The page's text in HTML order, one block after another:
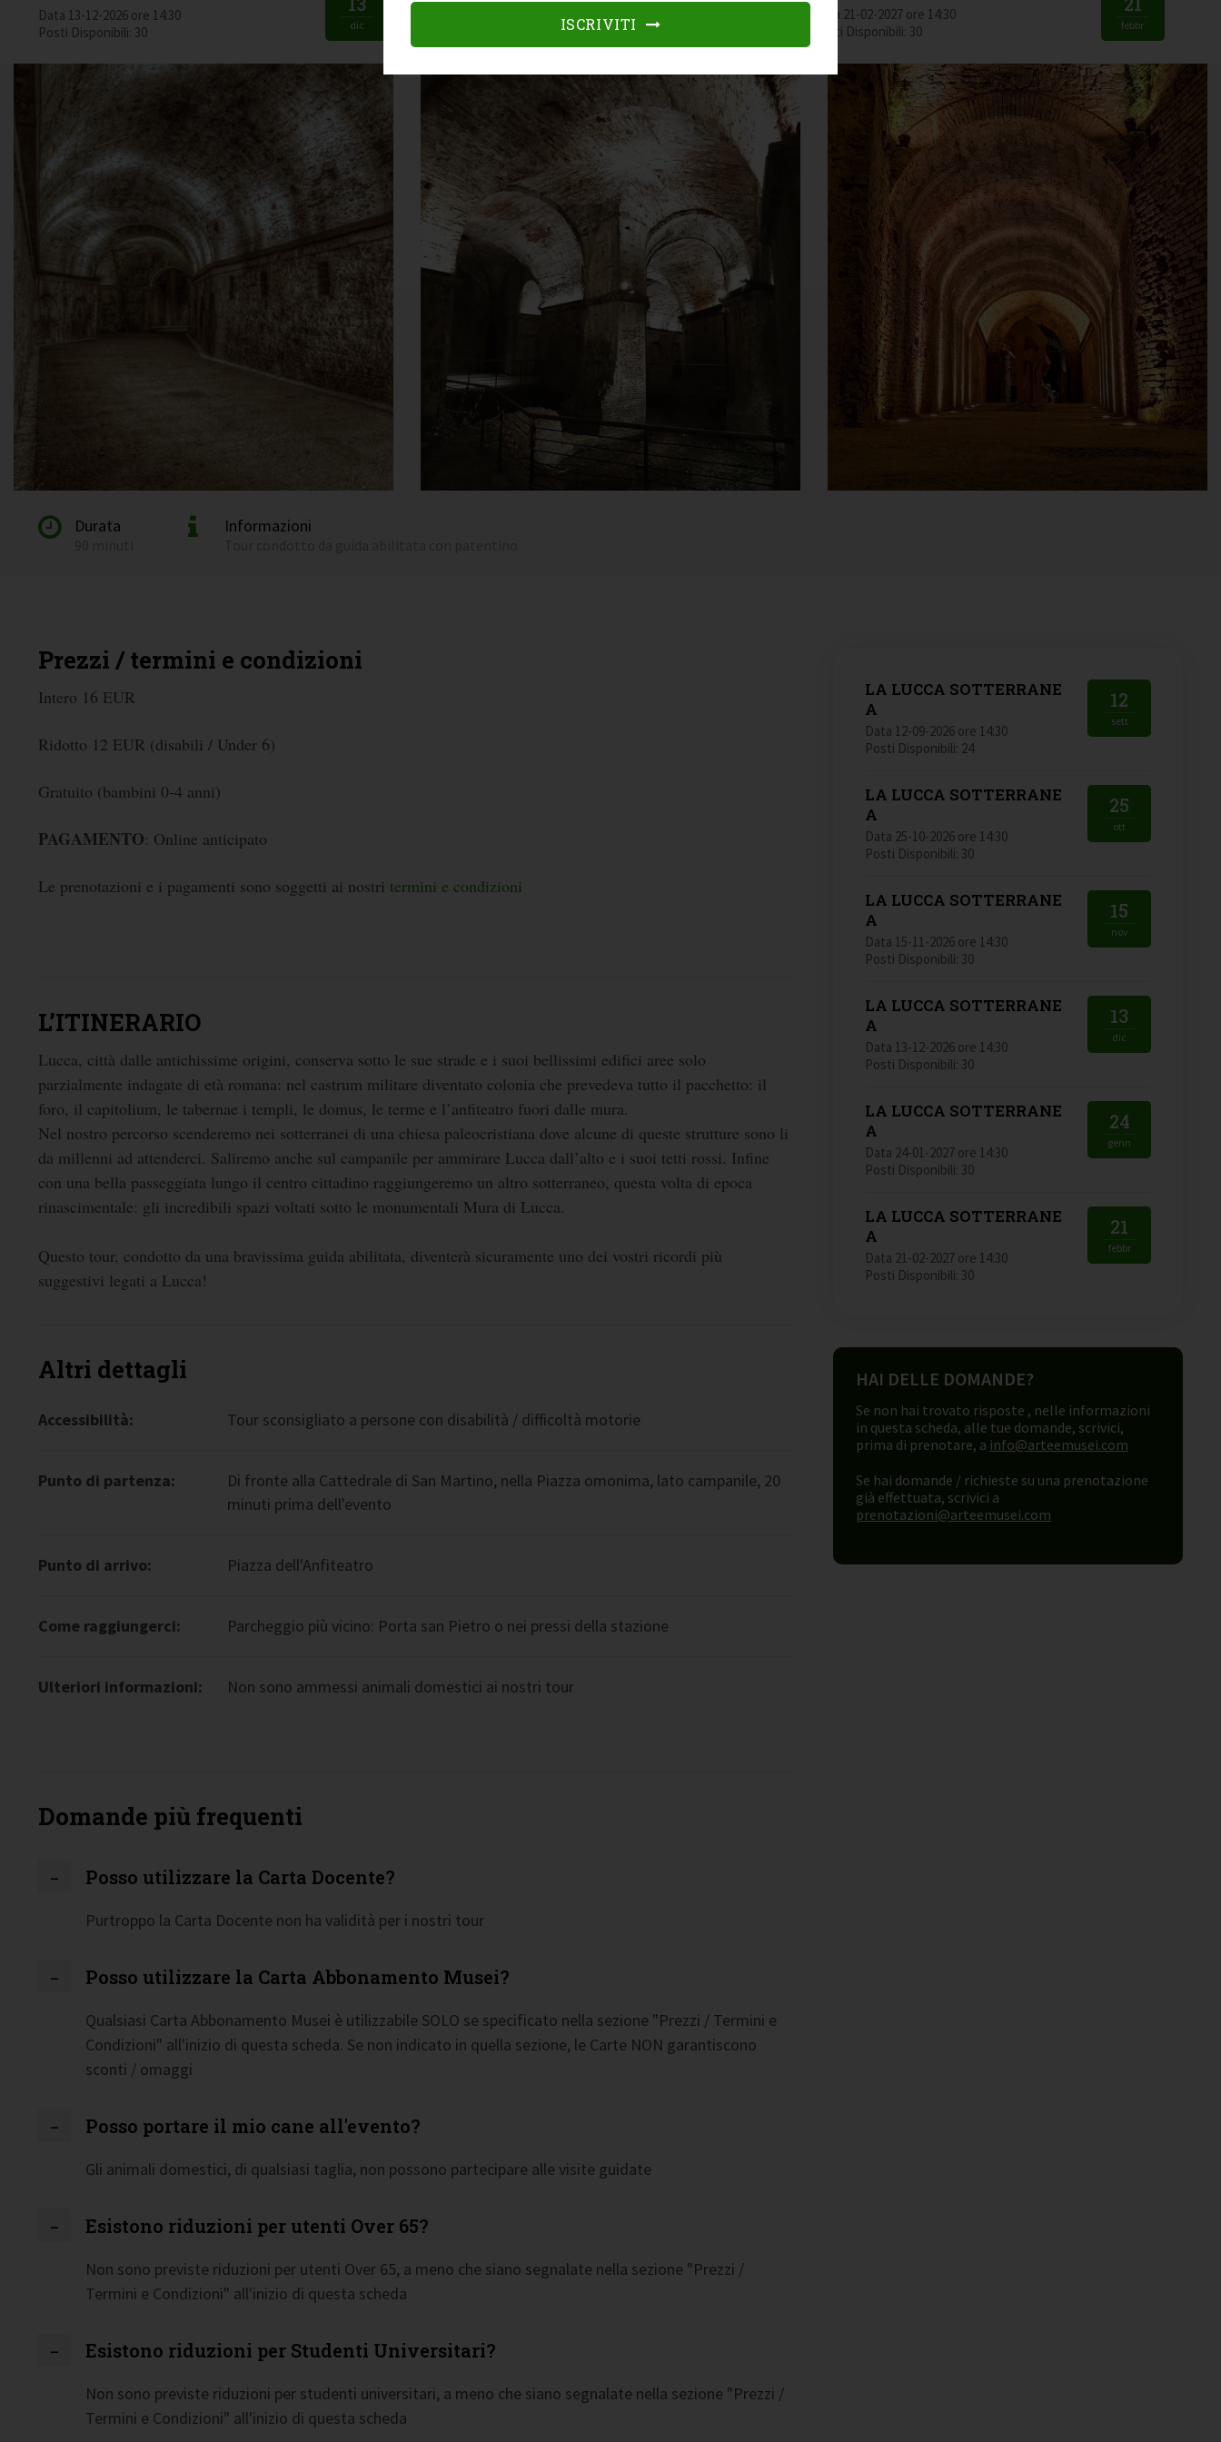
Data 13-12-2026 ore 14:30
Posti Disponibili: 30
dic
Data 24-01-2027 ore 14:30
Data 21-02-2027 ore 14:30
Posti Disponibili: 30
febbr
Durata Informazioni
Prezzi / termini e condizioni
Intero 16 EUR
Ridotto 12 EUR (disabili / Under 6)
Gratuito (bambini 0-4 anni)
PAGAMENTO: Online anticipato
Le prenotazioni e i pagamenti sono soggetti ai nostri termini e condizioni
L’ITINERARIO
Lucca, città dalle antichissime origini, conserva sotto le sue strade e i suoi bellissimi edifici aree solo
parzialmente indagate di età romana: nel castrum militare diventato colonia che prevedeva tutto il pacchetto: il
foro, il capitolium, le tabernae i templi, le domus, le terme e l’anfiteatro fuori dalle mura.
Nel nostro percorso scenderemo nei sotterranei di una chiesa paleocristiana dove alcune di queste strutture sono li
da millenni ad attenderci. Saliremo anche sul campanile per ammirare Lucca dall’alto e i suoi tetti rossi. Infine
con una bella passeggiata lungo il centro cittadino raggiungeremo un altro sotterraneo, questa volta di epoca
rinascimentale: gli incredibili spazi voltati sotto le monumentali Mura di Lucca.
Questo tour, condotto da una bravissima guida abilitata, diventerà sicuramente uno dei vostri ricordi più
suggestivi legati a Lucca!
Altri dettagli
Accessibilità: Tour sconsigliato a persone con disabilità / difficoltà motorie
Punto di partenza:
Di fronte alla Cattedrale di San Martino, nella Piazza omonima, lato campanile, 20
minuti prima dell'evento
Punto di arrivo: Piazza dell'Anfiteatro
Come raggiungerci: Parcheggio più vicino: Porta san Pietro o nei pressi della stazione
Ulteriori informazioni: Non sono ammessi animali domestici ai nostri tour
Domande più frequenti
Posso utilizzare la Carta Docente?
Purtroppo la Carta Docente non ha validità per i nostri tour
Posso utilizzare la Carta Abbonamento Musei?
Qualsiasi Carta Abbonamento Musei è utilizzabile SOLO se specificato nella sezione "Prezzi / Termini e
Condizioni" all'inizio di questa scheda. Se non indicato in quella sezione, le Carte NON garantiscono
sconti / omaggi
Posso portare il mio cane all'evento?
Gli animali domestici, di qualsiasi taglia, non possono partecipare alle visite guidate
Esistono riduzioni per utenti Over 65?
Non sono previste riduzioni per utenti Over 65, a meno che siano segnalate nella sezione "Prezzi /
Termini e Condizioni" all'inizio di questa scheda
Esistono riduzioni per Studenti Universitari?
Non sono previste riduzioni per studenti universitari, a meno che siano segnalate nella sezione "Prezzi /
Termini e Condizioni" all'inizio di questa scheda
LA LUCCA SOTTERRANE
A
Data 12-09-2026 ore 14:30
Posti Disponibili: 24
12
sett
LA LUCCA SOTTERRANE
A
Data 25-10-2026 ore 14:30
Posti Disponibili: 30
25
ott
LA LUCCA SOTTERRANE
A
Data 15-11-2026 ore 14:30
Posti Disponibili: 30
15
nov
LA LUCCA SOTTERRANE
A
Data 13-12-2026 ore 14:30
Posti Disponibili: 30
13
dic
LA LUCCA SOTTERRANE
A
Data 24-01-2027 ore 14:30
Posti Disponibili: 30
24
genn
LA LUCCA SOTTERRANE
A
Data 21-02-2027 ore 14:30
Posti Disponibili: 30
21
febbr
HAI DELLE DOMANDE?
Se non hai trovato risposte , nelle informazioni
in questa scheda, alle tue domande, scrivici,
prima di prenotare, a info@arteemusei.com
Se hai domande / richieste su una prenotazione
già effettuata, scrivici a
prenotazioni@arteemusei.com
ISCRIVITI